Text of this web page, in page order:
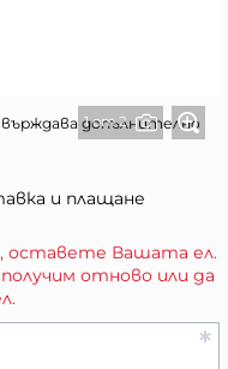
1 от 2
допълнително
и плащане
оставете Вашата ел.
отново или да